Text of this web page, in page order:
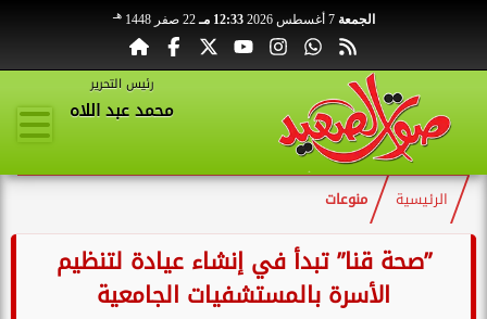
الجمعة 7 أغسطس 2026 12:33 مـ 22 صفر 1448 هـ
رئيس التحرير
محمد عبد اللاه
الرئيسية منوعات
”صحة قنا” تبدأ في إنشاء عيادة لتنظيم
الأسرة بالمستشفيات الجامعية